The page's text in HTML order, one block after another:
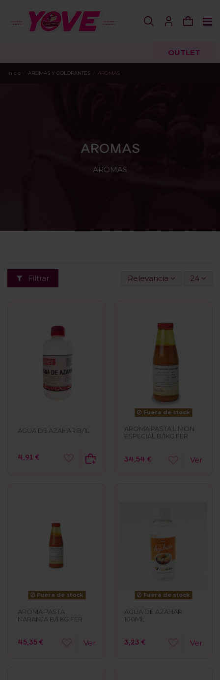
OUTLET
Inicio AROMAS Y COLORANTES AROMAS
AROMAS
AROMAS
Filtrar Relevancia 24
AGUA DE AZAHAR B/1L
4,91 €
Fuera de stock
AROMA PASTA LIMON
ESPECIAL B/1KG FER
34,54 € Ver
Fuera de stock
AROMA PASTA
NARANJA B/1 KG.FER
45,35 € Ver
Fuera de stock
AGUA DE AZAHAR
100ML.
3,23 € Ver